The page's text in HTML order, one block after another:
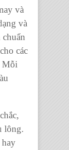
và
và
chuẩn
các
Mỗi
lông.
hay